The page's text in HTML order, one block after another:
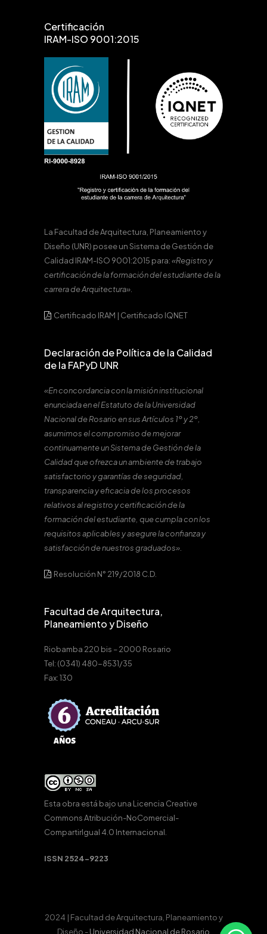
Certificación
IRAM-ISO 9001:2015
La Facultad de Arquitectura, Planeamiento y
Diseño (UNR) posee un Sistema de Gestión de
Calidad IRAM-ISO 9001:2015 para:«Registro y
certificación de la formación del estudiante de la
carrera de Arquitectura».
Certificado IRAM | Certificado IQNET
Declaración de Política de la Calidad
de la FAPyD UNR
«En concordancia con la misión institucional
enunciada en el Estatuto de la Universidad
Nacional de Rosario en sus Artículos 1º y 2º,
asumimos el compromiso de mejorar
continuamente un Sistema de Gestión de la
Calidad que ofrezca un ambiente de trabajo
satisfactorio y garantías de seguridad,
transparencia y eficacia de los procesos
relativos al registro y certificación de la
formación del estudiante, que cumpla con los
requisitos aplicables y asegure la confianza y
satisfacción de nuestros graduados».
Resolución N° 219/2018 C.D.
Facultad de Arquitectura,
Planeamiento y Diseño
Riobamba 220 bis – 2000 Rosario
Tel: (0341) 480-8531/35
Fax: 130
Esta obra está bajo una Licencia Creative
Commons Atribución-NoComercial-
CompartirIgual 4.0 Internacional
ISSN 2524-9223
2024 | Facultad de Arquitectura, Planeamiento y
Diseño -Universidad Nacional de Rosario